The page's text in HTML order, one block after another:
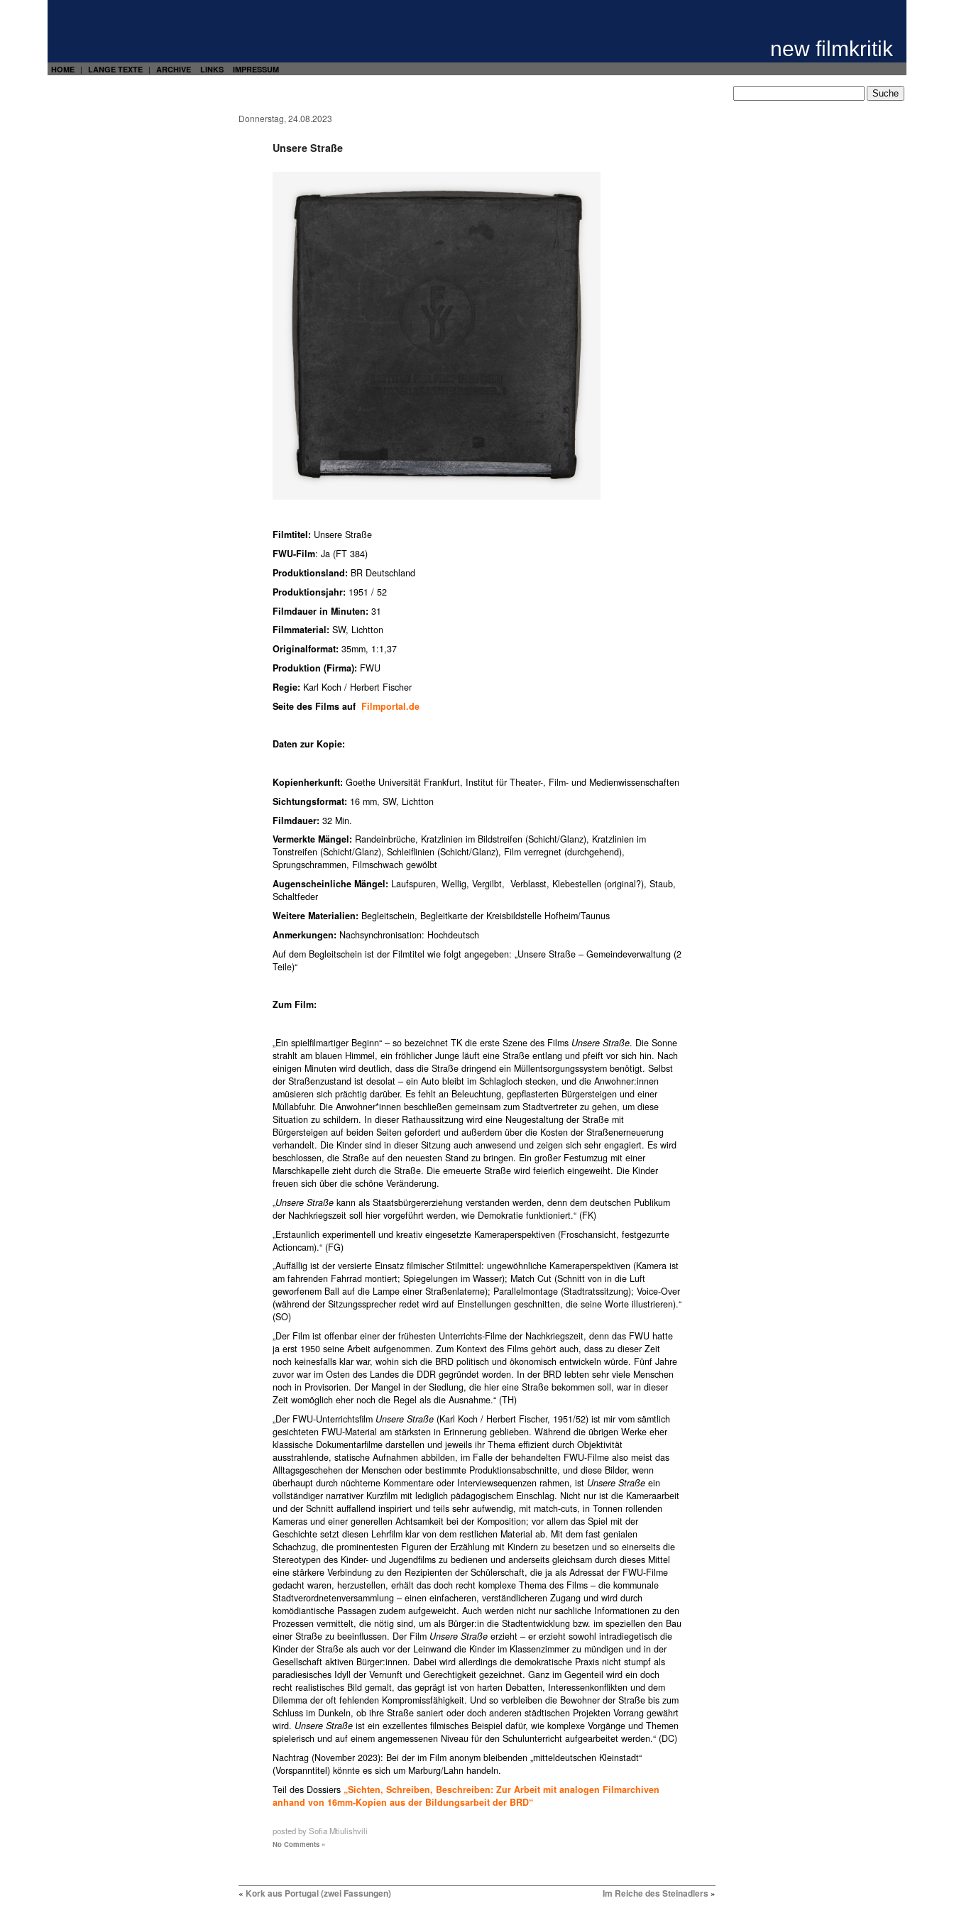
new filmkritik
HOME | LANGE TEXTE | ARCHIVE LINKS IMPRESSUM
Donnerstag, 24.08.2023
Unsere Straße
Filmtitel: Unsere Straße
FWU-Film: Ja (FT 384)
Produktionsland: BR Deutschland
Produktionsjahr: 1951 / 52
Filmdauer in Minuten: 31
Filmmaterial: SW, Lichtton
Originalformat: 35mm, 1:1,37
Produktion (Firma): FWU
Regie: Karl Koch / Herbert Fischer
Seite des Films auf Filmportal.de
Daten zur Kopie:
Kopienherkunft: Goethe Universität Frankfurt, Institut für Theater-, Film- und Medienwissenschaften
Sichtungsformat: 16 mm, SW, Lichtton
Filmdauer: 32 Min.
Vermerkte Mängel: Randeinbrüche, Kratzlinien im Bildstreifen (Schicht/Glanz), Kratzlinien im
Tonstreifen (Schicht/Glanz), Schleiflinien (Schicht/Glanz), Film verregnet (durchgehend),
Sprungschrammen, Filmschwach gewölbt
Augenscheinliche Mängel: Laufspuren, Wellig, Vergilbt, Verblasst, Klebestellen (original?), Staub,
Schaltfeder
Weitere Materialien: Begleitschein, Begleitkarte der Kreisbildstelle Hofheim/Taunus
Anmerkungen: Nachsynchronisation: Hochdeutsch
Auf dem Begleitschein ist der Filmtitel wie folgt angegeben: „Unsere Straße – Gemeindeverwaltung (2
Teile)“
Zum Film:
„Ein spielfilmartiger Beginn“ – so bezeichnet TK die erste Szene des Films Unsere Straße. Die Sonne
strahlt am blauen Himmel, ein fröhlicher Junge läuft eine Straße entlang und pfeift vor sich hin. Nach
einigen Minuten wird deutlich, dass die Straße dringend ein Müllentsorgungssystem benötigt. Selbst
der Straßenzustand ist desolat – ein Auto bleibt im Schlagloch stecken, und die Anwohner:innen
amüsieren sich prächtig darüber. Es fehlt an Beleuchtung, gepflasterten Bürgersteigen und einer
Müllabfuhr. Die Anwohner*innen beschließen gemeinsam zum Stadtvertreter zu gehen, um diese
Situation zu schildern. In dieser Rathaussitzung wird eine Neugestaltung der Straße mit
Bürgersteigen auf beiden Seiten gefordert und außerdem über die Kosten der Straßenerneuerung
verhandelt. Die Kinder sind in dieser Sitzung auch anwesend und zeigen sich sehr engagiert. Es wird
beschlossen, die Straße auf den neuesten Stand zu bringen. Ein großer Festumzug mit einer
Marschkapelle zieht durch die Straße. Die erneuerte Straße wird feierlich eingeweiht. Die Kinder
freuen sich über die schöne Veränderung.
„Unsere Straße kann als Staatsbürgererziehung verstanden werden, denn dem deutschen Publikum
der Nachkriegszeit soll hier vorgeführt werden, wie Demokratie funktioniert.“ (FK)
„Erstaunlich experimentell und kreativ eingesetzte Kameraperspektiven (Froschansicht, festgezurrte
Actioncam).“ (FG)
„Auffällig ist der versierte Einsatz filmischer Stilmittel: ungewöhnliche Kameraperspektiven (Kamera ist
am fahrenden Fahrrad montiert; Spiegelungen im Wasser); Match Cut (Schnitt von in die Luft
geworfenem Ball auf die Lampe einer Straßenlaterne); Parallelmontage (Stadtratssitzung); Voice-Over
(während der Sitzungssprecher redet wird auf Einstellungen geschnitten, die seine Worte illustrieren).“
(SO)
„Der Film ist offenbar einer der frühesten Unterrichts-Filme der Nachkriegszeit, denn das FWU hatte
ja erst 1950 seine Arbeit aufgenommen. Zum Kontext des Films gehört auch, dass zu dieser Zeit
noch keinesfalls klar war, wohin sich die BRD politisch und ökonomisch entwickeln würde. Fünf Jahre
zuvor war im Osten des Landes die DDR gegründet worden. In der BRD lebten sehr viele Menschen
noch in Provisorien. Der Mangel in der Siedlung, die hier eine Straße bekommen soll, war in dieser
Zeit womöglich eher noch die Regel als die Ausnahme.“ (TH)
„Der FWU-Unterrichtsfilm Unsere Straße (Karl Koch / Herbert Fischer, 1951/52) ist mir vom sämtlich
gesichteten FWU-Material am stärksten in Erinnerung geblieben. Während die übrigen Werke eher
klassische Dokumentarfilme darstellen und jeweils ihr Thema effizient durch Objektivität
ausstrahlende, statische Aufnahmen abbilden, im Falle der behandelten FWU-Filme also meist das
Alltagsgeschehen der Menschen oder bestimmte Produktionsabschnitte, und diese Bilder, wenn
überhaupt durch nüchterne Kommentare oder Interviewsequenzen rahmen, ist Unsere Straße ein
vollständiger narrativer Kurzfilm mit lediglich pädagogischem Einschlag. Nicht nur ist die Kameraarbeit
und der Schnitt auffallend inspiriert und teils sehr aufwendig, mit match-cuts, in Tonnen rollenden
Kameras und einer generellen Achtsamkeit bei der Komposition; vor allem das Spiel mit der
Geschichte setzt diesen Lehrfilm klar von dem restlichen Material ab. Mit dem fast genialen
Schachzug, die prominentesten Figuren der Erzählung mit Kindern zu besetzen und so einerseits die
Stereotypen des Kinder- und Jugendfilms zu bedienen und anderseits gleichsam durch dieses Mittel
eine stärkere Verbindung zu den Rezipienten der Schülerschaft, die ja als Adressat der FWU-Filme
gedacht waren, herzustellen, erhält das doch recht komplexe Thema des Films – die kommunale
Stadtverordnetenversammlung – einen einfacheren, verständlicheren Zugang und wird durch
komödiantische Passagen zudem aufgeweicht. Auch werden nicht nur sachliche Informationen zu den
Prozessen vermittelt, die nötig sind, um als Bürger:in die Stadtentwicklung bzw. im speziellen den Bau
einer Straße zu beeinflussen. Der Film Unsere Straße erzieht – er erzieht sowohl intradiegetisch die
Kinder der Straße als auch vor der Leinwand die Kinder im Klassenzimmer zu mündigen und in der
Gesellschaft aktiven Bürger:innen. Dabei wird allerdings die demokratische Praxis nicht stumpf als
paradiesisches Idyll der Vernunft und Gerechtigkeit gezeichnet. Ganz im Gegenteil wird ein doch
recht realistisches Bild gemalt, das geprägt ist von harten Debatten, Interessenkonflikten und dem
Dilemma der oft fehlenden Kompromissfähigkeit. Und so verbleiben die Bewohner der Straße bis zum
Schluss im Dunkeln, ob ihre Straße saniert oder doch anderen städtischen Projekten Vorrang gewährt
wird. Unsere Straße ist ein exzellentes filmisches Beispiel dafür, wie komplexe Vorgänge und Themen
spielerisch und auf einem angemessenen Niveau für den Schulunterricht aufgearbeitet werden.“ (DC)
Nachtrag (November 2023): Bei der im Film anonym bleibenden „mitteldeutschen Kleinstadt“
(Vorspanntitel) könnte es sich um Marburg/Lahn handeln.
Teil des Dossiers „Sichten, Schreiben, Beschreiben: Zur Arbeit mit analogen Filmarchiven
anhand von 16mm-Kopien aus der Bildungsarbeit der BRD“
posted by Sofia Mtiulishvili
No Comments »
« Kork aus Portugal (zwei Fassungen) Im Reiche des Steinadlers »